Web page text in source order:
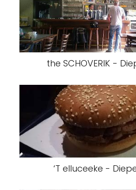
the SCHOVERIK -
‘T elluceeke -